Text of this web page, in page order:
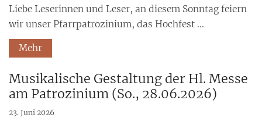
Liebe Leserinnen und Leser, an diesem Sonntag feiern
wir unser Pfarrpatrozinium, das Hochfest ...
Mehr
Musikalische Gestaltung der Hl. Messe
am Patrozinium (So., 28.06.2026)
23. Juni 2026